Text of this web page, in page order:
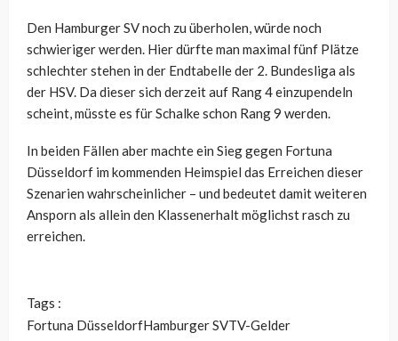
Den Hamburger SV noch zu überholen, würde noch
schwieriger werden. Hier dürfte man maximal fünf Plätze
schlechter stehen in der Endtabelle der 2. Bundesliga als
der HSV. Da dieser sich derzeit auf Rang 4 einzupendeln
scheint, müsste es für Schalke schon Rang 9 werden.
In beiden Fällen aber machte ein Sieg gegen Fortuna
Düsseldorf im kommenden Heimspiel das Erreichen dieser
Szenarien wahrscheinlicher – und bedeutet damit weiteren
Ansporn als allein den Klassenerhalt möglichst rasch zu
erreichen.
Tags :
Fortuna DüsseldorfHamburger SVTV-Gelder